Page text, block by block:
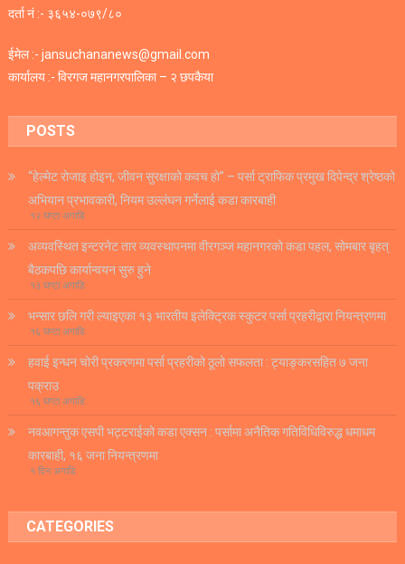
दर्ता नं :- ३६५४-०७९/८०
ईमेल :- jansuchananews@gmail.com
कार्यालय :- विरगज महानगरपालिका – २ छपकैया
POSTS
“हेल्मेट रोजाइ होइन, जीवन सुरक्षाको कवच हो” – पर्सा ट्राफिक प्रमुख दिपेन्द्र श्रेष्ठको
अभियान प्रभावकारी, नियम उल्लंघन गर्नेलाई कडा कारबाही
१२ घण्टा अगाडि
अव्यवस्थित इन्टरनेट तार व्यवस्थापनमा वीरगञ्ज महानगरको कडा पहल, सोमबार बृहत्
बैठकपछि कार्यान्वयन सुरु हुने
१३ घण्टा अगाडि
भन्सार छलि गरी ल्याइएका १३ भारतीय इलेक्ट्रिक स्कुटर पर्सा प्रहरीद्वारा नियन्त्रणमा
१६ घण्टा अगाडि
हवाई इन्धन चोरी प्रकरणमा पर्सा प्रहरीको ठूलो सफलता : ट्याङ्करसहित ७ जना
पक्राउ
१६ घण्टा अगाडि
नवआगन्तुक एसपी भट्टराईको कडा एक्सन : पर्सामा अनैतिक गतिविधिविरुद्ध धमाधम
कारबाही, १६ जना नियन्त्रणमा
१ दिन अगाडि
CATEGORIES